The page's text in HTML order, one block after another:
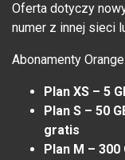
Oferta dotyczy
numer z innej sieci
Abonamenty Orange
Plan XS – 5
Plan S – 50
gratis
Plan M – 300